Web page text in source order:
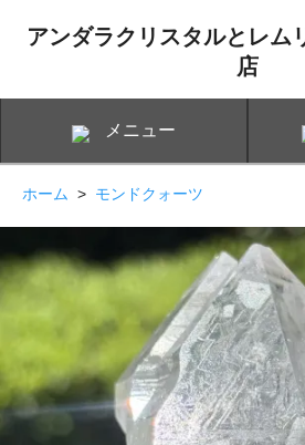
アンダラクリスタルとレム
店
メニュー
ホーム > モンドクォーツ